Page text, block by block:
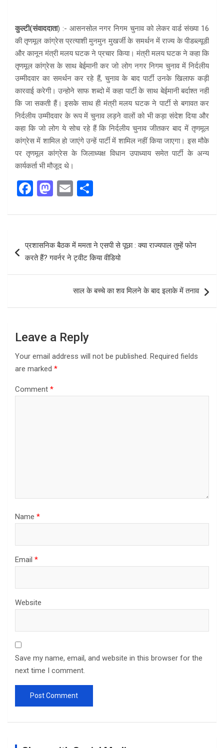
कुल्टी(संवाददाता) :- आसनसोल नगर निगम चुनाव को लेकर वार्ड संख्या 16
की तृणमूल कांग्रेस प्रत्याशी मुनमुन मुखर्जी के समर्थन में राज्य के पीडब्ल्यूडी
और कानून मंत्री मलय घटक ने प्रचार किया। मंत्री मलय घटक ने कहा कि
तृणमूल कांग्रेस के साथ बेईमानी कर जो लोग नगर निगम चुनाव में निर्दलीय
उम्मीदवार का समर्थन कर रहे हैं, चुनाव के बाद पार्टी उनके खिलाफ कड़ी
कारवाई करेगी। उन्होने साफ शब्दो में कहा पार्टी के साथ बेईमानी बर्दाश्त नहीं
कि जा सकती हैं। इसके साथ ही मंत्री मलय घटक ने पार्टी से बगावत कर
निर्दलीय उम्मीदवार के रूप में चुनाव लड़ने वालों को भी कड़ा संदेश दिया और
कहा कि जो लोग ये सोच रहे हैं कि निर्दलीय चुनाव जीतकर बाद में तृणमूल
कांग्रेस में शामिल हो जाएंगे उन्हें पार्टी में शामिल नहीं किया जाएगा। इस मौके
पर तृणमूल कांग्रेस के जिलाध्यक्ष विधान उपाध्याय समेत पार्टी के अन्य
कार्यकर्ता भी मौजूद थे।
F
ce
o
M
st
o
d
E
ail ar
e
navigation
प्रशासनिक बैठक में ममता ने एसपी से पूछा : क्या राज्यपाल तुम्हें फोन
करते हैं? गवर्नर ने ट्वीट किया वीडियो
साल के बच्चे का शव मिलने के बाद इलाके में तनाव
Leave a Reply
Your email address will not be published. Required fields
are marked *
Comment *
Name *
Email *
Website
Save my name, email, and website in this browser for the
next time I comment.